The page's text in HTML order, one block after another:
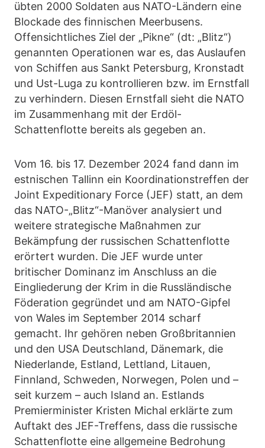
übten 2000 Soldaten aus NATO-Ländern eine
Blockade des finnischen Meerbusens.
Offensichtliches Ziel der „Pikne“ (dt: „Blitz“)
genannten Operationen war es, das Auslaufen
von Schiffen aus Sankt Petersburg, Kronstadt
und Ust-Luga zu kontrollieren bzw. im Ernstfall
zu verhindern. Diesen Ernstfall sieht die NATO
im Zusammenhang mit der Erdöl-
Schattenflotte bereits als gegeben an.
Vom 16. bis 17. Dezember 2024 fand dann im
estnischen Tallinn ein Koordinationstreffen der
Joint Expeditionary Force (JEF) statt, an dem
das NATO-„Blitz“-Manöver analysiert und
weitere strategische Maßnahmen zur
Bekämpfung der russischen Schattenflotte
erörtert wurden. Die JEF wurde unter
britischer Dominanz im Anschluss an die
Eingliederung der Krim in die Russländische
Föderation gegründet und am NATO-Gipfel
von Wales im September 2014 scharf
gemacht. Ihr gehören neben Großbritannien
und den USA Deutschland, Dänemark, die
Niederlande, Estland, Lettland, Litauen,
Finnland, Schweden, Norwegen, Polen und –
seit kurzem – auch Island an. Estlands
Premierminister Kristen Michal erklärte zum
Auftakt des JEF-Treffens, dass die russische
Schattenflotte eine allgemeine Bedrohung